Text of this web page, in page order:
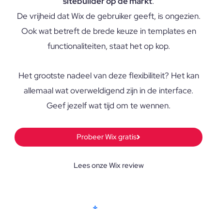
De vrijheid dat Wix de gebruiker geeft, is ongezien.
Ook wat betreft de brede keuze in templates en
functionaliteiten, staat het op kop.
Het grootste nadeel van deze flexibiliteit? Het kan
allemaal wat overweldigend zijn in de interface.
Geef jezelf wat tijd om te wennen.
Probeer Wix gratis
Lees onze Wix review